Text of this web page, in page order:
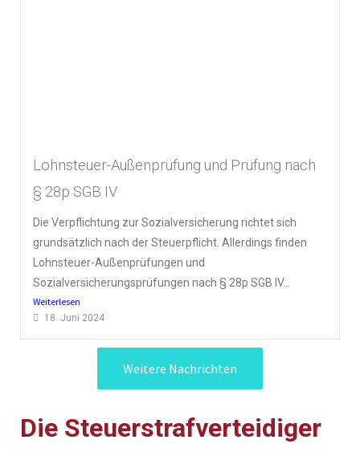
Lohnsteuer-Außenprüfung und Prüfung nach
§ 28p SGB IV
Die Verpflichtung zur Sozialversicherung richtet sich
grundsätzlich nach der Steuerpflicht. Allerdings finden
Lohnsteuer-Außenprüfungen und
Sozialversicherungsprüfungen nach § 28p SGB IV...
Weiterlesen
18. Juni 2024
Weitere Nachrichten
Die Steuerstrafverteidiger